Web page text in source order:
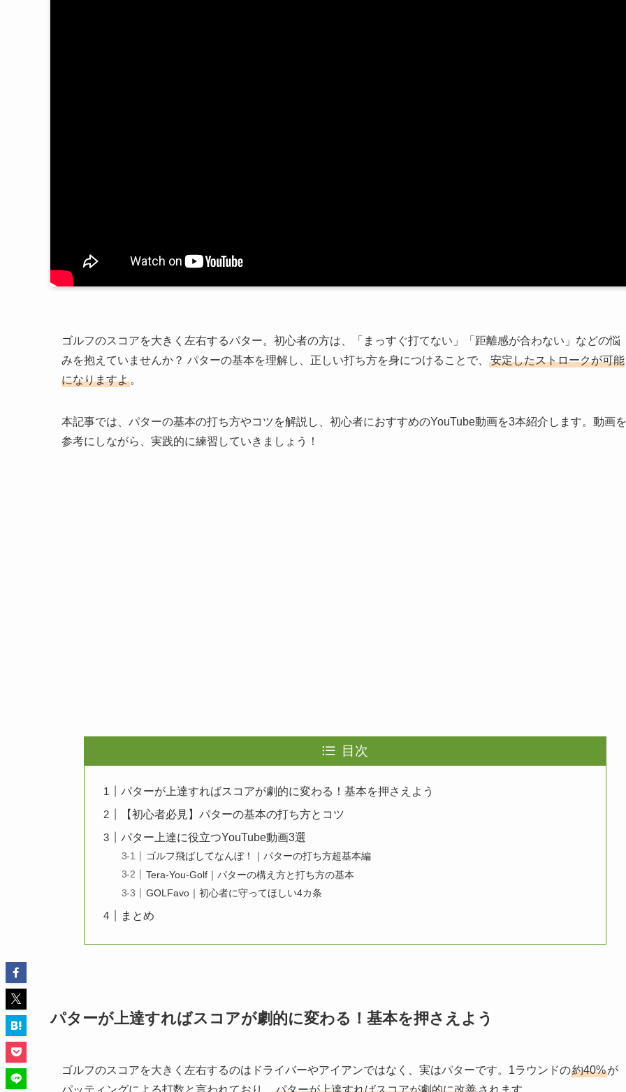
ゴルフのスコアを大きく左右するパター。初心者の方は、「まっすぐ打てない」「距離感が合わない」などの悩
みを抱えていませんか？ パターの基本を理解し、正しい打ち方を身につけることで、
安定したストロークが可能
になりますよ 。
本記事では、パターの基本の打ち方やコツを解説し、初心者におすすめのYouTube動画を3本紹介します。動画を
参考にしながら、実践的に練習していきましょう！
目次
パターが上達すればスコアが劇的に変わる！基本を押さえよう
【初心者必見】パターの基本の打ち方とコツ
パター上達に役立つYouTube動画3選
ゴルフ飛ばしてなんぼ！｜パターの打ち方超基本編
Tera-You-Golf｜パターの構え方と打ち方の基本
GOLFavo｜初心者に守ってほしい4カ条
まとめ
パターが上達すればスコアが劇的に変わる！基本を押さえよう
ゴルフのスコアを大きく左右するのはドライバーやアイアンではなく、実はパターです。1ラウンドの約40%が
パッティングによる打数と言われており、
パターが上達すればスコアが劇的に改善 されます。